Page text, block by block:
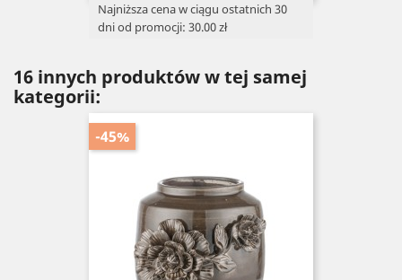
Najniższa cena w ciągu ostatnich 30
dni od promocji: 30.00 zł
16 innych produktów w tej samej
kategorii:
-45%